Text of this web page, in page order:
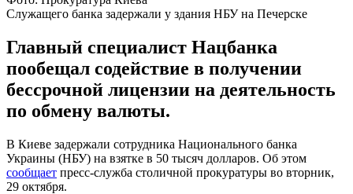
Служащего банка задержали у здания НБУ на Печерске
Главный специалист Нацбанка
пообещал содействие в получении
бессрочной лицензии на деятельность
по обмену валюты.
В Киеве задержали сотрудника Национального банка
Украины (НБУ) на взятке в 50 тысяч долларов. Об этом
сообщает пресс-служба столичной прокуратуры во вторник,
29 октября.